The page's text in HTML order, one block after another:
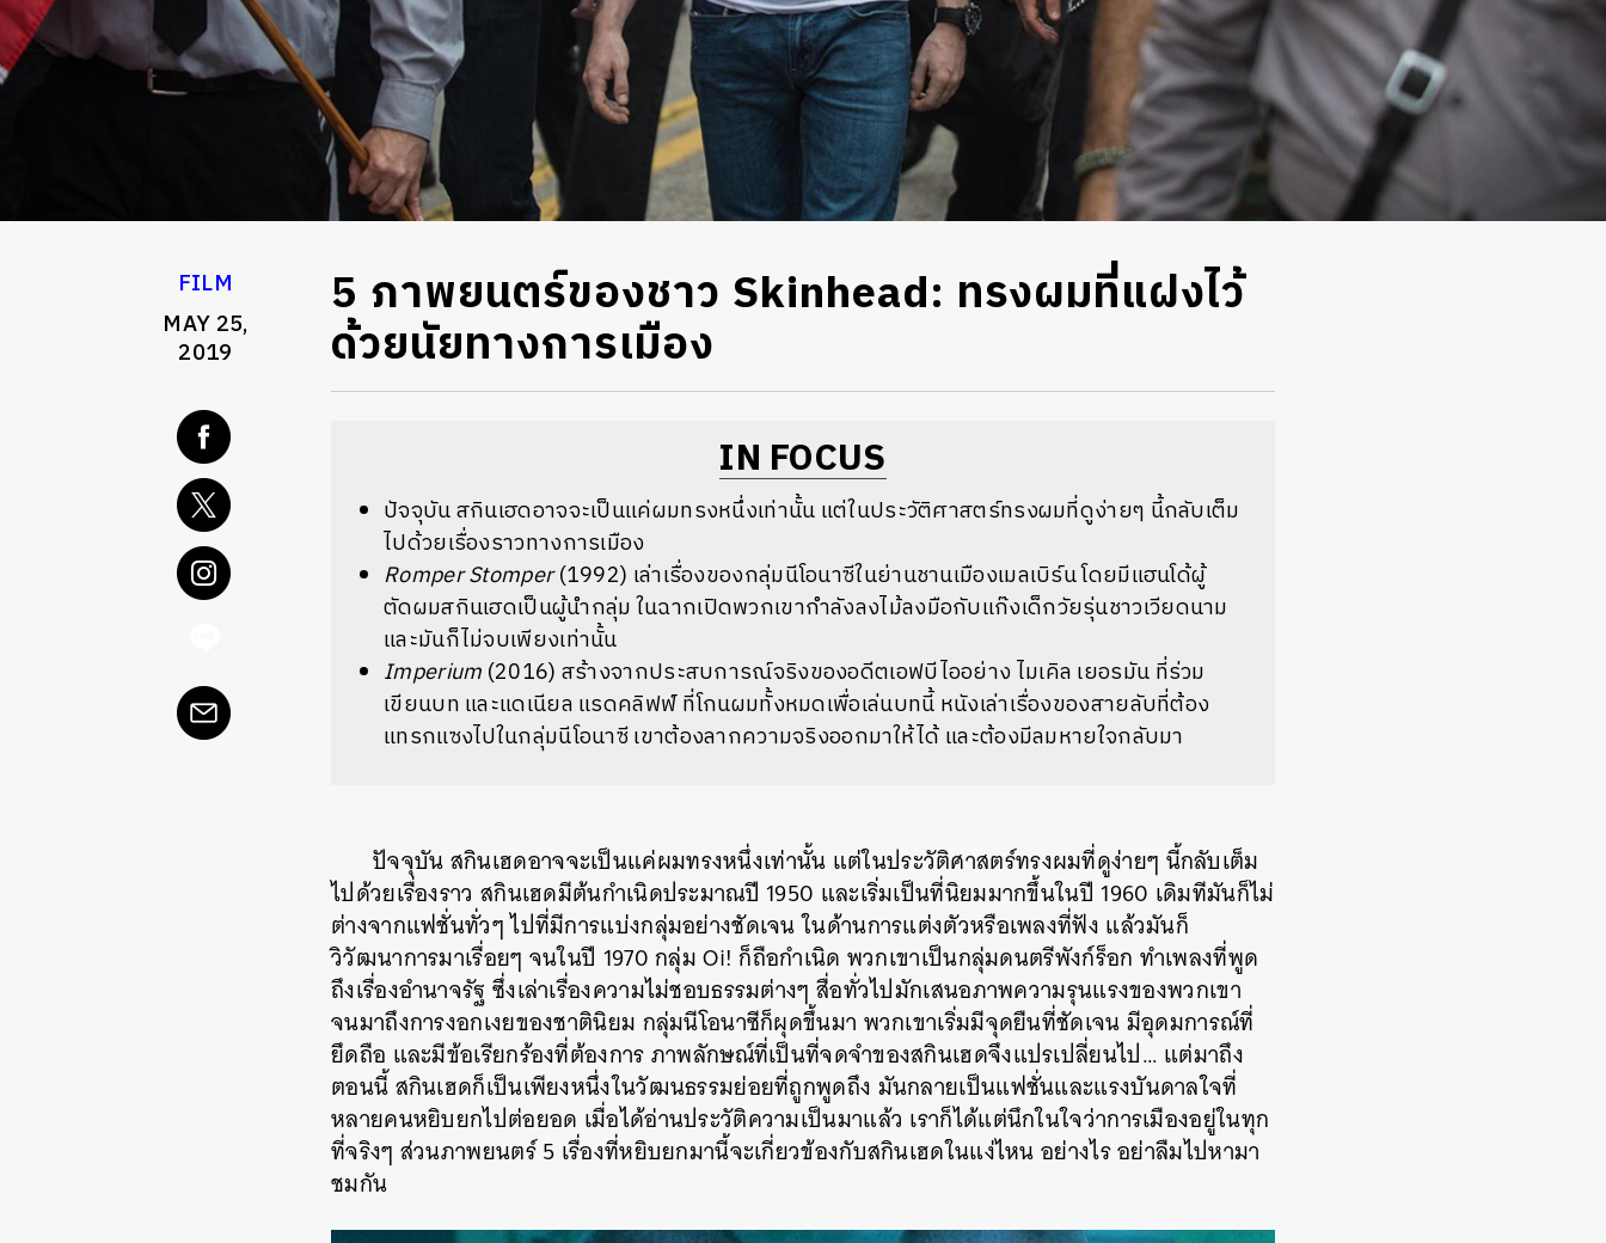
FILM
MAY 25,
2019
5 ภาพยนตร์ของชาว Skinhead: ทรงผมที่แฝงไว้
ด้วยนัยทางการเมือง
IN FOCUS
ปัจจุบัน สกินเฮดอาจจะเป็นแค่ผมทรงหนึ่งเท่านั้น แต่ในประวัติศาสตร์ทรงผมที่ดูง่ายๆ นี้กลับเต็ม
ไปด้วยเรื่องราวทางการเมือง
Romper Stomper(1992) เล่าเรื่องของกลุ่มนีโอนาซีในย่านชานเมืองเมลเบิร์น โดยมีแฮนโด้ผู้
ตัดผมสกินเฮดเป็นผู้นำกลุ่ม ในฉากเปิดพวกเขากำลังลงไม้ลงมือกับแก๊งเด็กวัยรุ่นชาวเวียดนาม
และมันก็ไม่จบเพียงเท่านั้น
Imperium (2016) สร้างจากประสบการณ์จริงของอดีตเอฟบีไออย่าง ไมเคิล เยอรมัน ที่ร่วม
เขียนบท และแดเนียล แรดคลิฟฟ์ ที่โกนผมทั้งหมดเพื่อเล่นบทนี้ หนังเล่าเรื่องของสายลับที่ต้อง
แทรกแซงไปในกลุ่มนีโอนาซี เขาต้องลากความจริงออกมาให้ได้ และต้องมีลมหายใจกลับมา
ปัจจุบัน สกินเฮดอาจจะเป็นแค่ผมทรงหนึ่งเท่านั้น แต่ในประวัติศาสตร์ทรงผมที่ดูง่ายๆ นี้กลับเต็ม
ไปด้วยเรื่องราว สกินเฮดมีต้นกำเนิดประมาณปี 1950 และเริ่มเป็นที่นิยมมากขึ้นในปี 1960 เดิมทีมันก็ไม่
ต่างจากแฟชั่นทั่วๆ ไปที่มีการแบ่งกลุ่มอย่างชัดเจน ในด้านการแต่งตัวหรือเพลงที่ฟัง แล้วมันก็
วิวัฒนาการมาเรื่อยๆ จนในปี 1970 กลุ่ม Oi! ก็ถือกำเนิด พวกเขาเป็นกลุ่มดนตรีพังก์ร็อก ทำเพลงที่พูด
ถึงเรื่องอำนาจรัฐ ซึ่งเล่าเรื่องความไม่ชอบธรรมต่างๆ สื่อทั่วไปมักเสนอภาพความรุนแรงของพวกเขา
จนมาถึงการงอกเงยของชาตินิยม กลุ่มนีโอนาซีก็ผุดขึ้นมา พวกเขาเริ่มมีจุดยืนที่ชัดเจน มีอุดมการณ์ที่
ยึดถือ และมีข้อเรียกร้องที่ต้องการ ภาพลักษณ์ที่เป็นที่จดจำของสกินเฮดจึงแปรเปลี่ยนไป… แต่มาถึง
ตอนนี้ สกินเฮดก็เป็นเพียงหนึ่งในวัฒนธรรมย่อยที่ถูกพูดถึง มันกลายเป็นแฟชั่นและแรงบันดาลใจที่
หลายคนหยิบยกไปต่อยอด เมื่อได้อ่านประวัติความเป็นมาแล้ว เราก็ได้แต่นึกในใจว่าการเมืองอยู่ในทุก
ที่จริงๆ ส่วนภาพยนตร์ 5 เรื่องที่หยิบยกมานี้จะเกี่ยวข้องกับสกินเฮดในแง่ไหน อย่างไร อย่าลืมไปหามา
ชมกัน